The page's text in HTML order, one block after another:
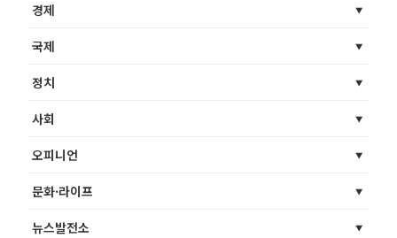
경제
국제
정치
사회
오피니언
문화·라이프
뉴스발전소